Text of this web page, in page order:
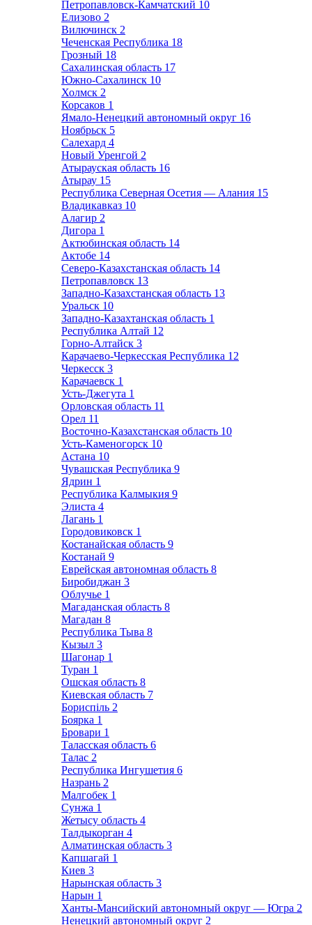
Петропавловск-Камчатский 10
Елизово 2
Вилючинск 2
Чеченская Республика 18
Грозный 18
Сахалинская область 17
Южно-Сахалинск 10
Холмск 2
Корсаков 1
Ямало-Ненецкий автономный округ 16
Ноябрьск 5
Салехард 4
Новый Уренгой 2
Атырауская область 16
Атырау 15
Республика Северная Осетия — Алания 15
Владикавказ 10
Алагир 2
Дигора 1
Актюбинская область 14
Актобе 14
Северо-Казахстанская область 14
Петропавловск 13
Западно-Казахстанская область 13
Уральск 10
Западно-Казахтанская область 1
Республика Алтай 12
Горно-Алтайск 3
Карачаево-Черкесская Республика 12
Черкесск 3
Карачаевск 1
Усть-Джегута 1
Орловская область 11
Орел 11
Восточно-Казахстанская область 10
Усть-Каменогорск 10
Астана 10
Чувашская Республика 9
Ядрин 1
Республика Калмыкия 9
Элиста 4
Лагань 1
Городовиковск 1
Костанайская область 9
Костанай 9
Еврейская автономная область 8
Биробиджан 3
Облучье 1
Магаданская область 8
Магадан 8
Республика Тыва 8
Кызыл 3
Шагонар 1
Туран 1
Ошская область 8
Киевская область 7
Бориспіль 2
Боярка 1
Бровари 1
Таласская область 6
Талас 2
Республика Ингушетия 6
Назрань 2
Малгобек 1
Сунжа 1
Жетысу область 4
Талдыкорган 4
Алматинская область 3
Капшагай 1
Киев 3
Нарынская область 3
Нарын 1
Ханты-Мансийский автономный округ — Югра 2
Ненецкий автономный округ 2